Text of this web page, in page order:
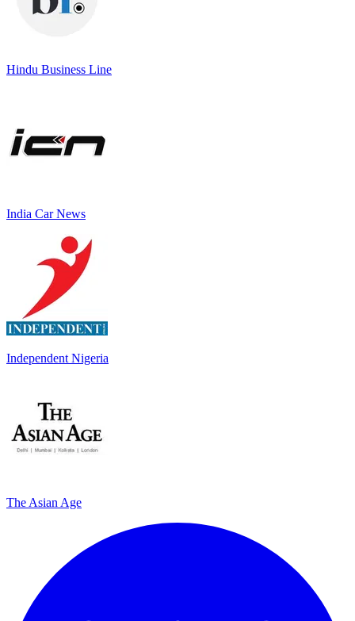
Hindu Business Line
India Car News
Independent Nigeria
The Asian Age